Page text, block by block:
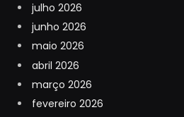
julho 2026
junho 2026
maio 2026
abril 2026
março 2026
fevereiro 2026